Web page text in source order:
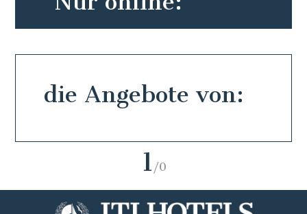
die Angebote von:
1 /0